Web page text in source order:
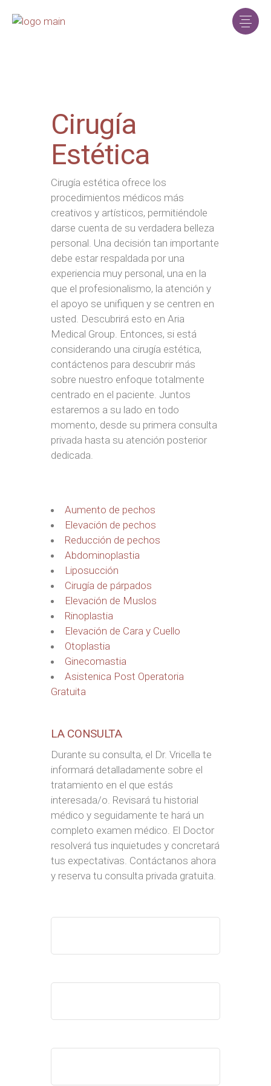
Cirugía
Estética
Cirugía estética ofrece los
procedimientos médicos más
creativos y artísticos, permitiéndole
darse cuenta de su verdadera belleza
personal. Una decisión tan importante
debe estar respaldada por una
experiencia muy personal, una en la
que el profesionalismo, la atención y
el apoyo se unifiquen y se centren en
usted. Descubrirá esto en Aria
Medical Group. Entonces, si está
considerando una cirugía estética,
contáctenos para descubrir más
sobre nuestro enfoque totalmente
centrado en el paciente. Juntos
estaremos a su lado en todo
momento, desde su primera consulta
privada hasta su atención posterior
dedicada.
Aumento de pechos
Elevación de pechos
Reducción de pechos
Abdominoplastia
Liposucción
Cirugía de párpados
Elevación de Muslos
Rinoplastia
Elevación de Cara y Cuello
Otoplastia
Ginecomastia
Asistenica Post Operatoria
Gratuita
LA CONSULTA
Durante su consulta, el Dr. Vricella te
informará detalladamente sobre el
tratamiento en el que estás
interesada/o. Revisará tu historial
médico y seguidamente te hará un
completo examen médico. El Doctor
resolverá tus inquietudes y concretará
tus expectativas. Contáctanos ahora
y reserva tu consulta privada gratuita.